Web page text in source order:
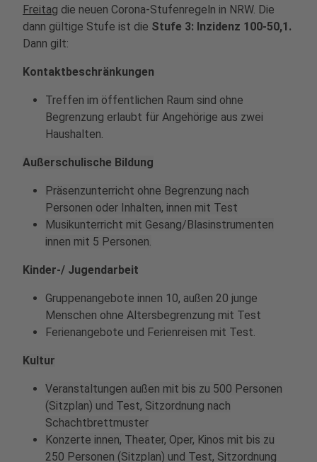
Freitag die neuen Corona-Stufenregeln in NRW. Die
dann gültige Stufe ist die Stufe 3: Inzidenz 100-50,1.
Dann gilt:
Kontaktbeschränkungen
Treffen im öffentlichen Raum sind ohne
Begrenzung erlaubt für Angehörige aus zwei
Haushalten.
Außerschulische Bildung
Präsenzunterricht ohne Begrenzung nach
Personen oder Inhalten, innen mit Test
Musikunterricht mit Gesang/Blasinstrumenten
innen mit 5 Personen.
Kinder-/ Jugendarbeit
Gruppenangebote innen 10, außen 20 junge
Menschen ohne Altersbegrenzung mit Test
Ferienangebote und Ferienreisen mit Test.
Kultur
Veranstaltungen außen mit bis zu 500 Personen
(Sitzplan) und Test, Sitzordnung nach
Schachtbrettmuster
Konzerte innen, Theater, Oper, Kinos mit bis zu
250 Personen (Sitzplan) und Test, Sitzordnung